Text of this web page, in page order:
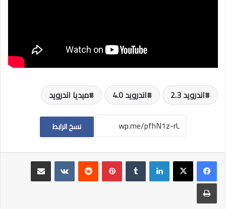
اندرويد 2.3 اندرويد 4.0 ميديا اندرويد
نسخ الرابط
لينكدإن بينتيريست
مشاركة عبر البريد
طباعة